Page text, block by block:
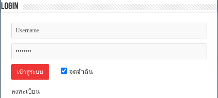
พากย์
ไทย-
[MKV]
[MASTER]
Login
จดจำฉัน
ลงทะเบียน